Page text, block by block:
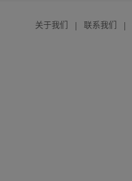
关于我们 | 联系我们 |